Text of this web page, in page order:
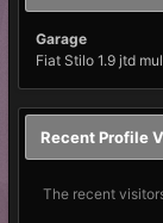
Garage
Fiat Stilo 1.9 jtd
Recent Profile
The recent